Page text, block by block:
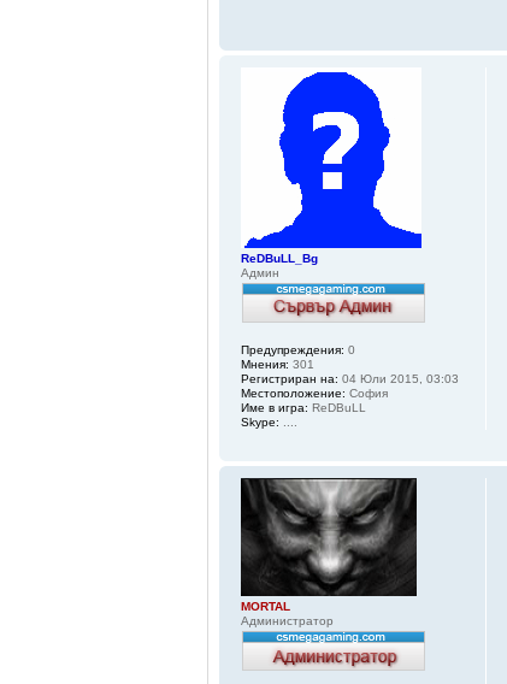
ReDBuLL_Bg
Админ
Предупреждения: 0
Мнения: 301
Регистриран на: 04 Юли 2015, 03:03
Местоположение: София
Име в игра: ReDBuLL
Skype: ....
MORTAL
Администратор